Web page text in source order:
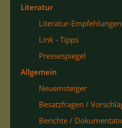
Literatur
Literatur-Empfehlungen
Link - Tipps
Pressespiegel
Allgemein
Neueinsteiger
Besatzfragen /
Berichte /